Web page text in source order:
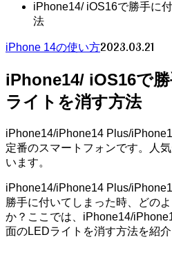
iPhone14/ iOS16で勝手に
法
iPhone 14の使い方2023.03.21
iPhone14/ iOS16で
ライトを消す方法
iPhone14/iPhone14 Plus/
定番のスマートフォンです。人
います。
iPhone14/iPhone14 Plus/
勝手に付いてしまった時、どの
か？ここでは、iPhone14/
面のLEDライトを消す方法を紹介